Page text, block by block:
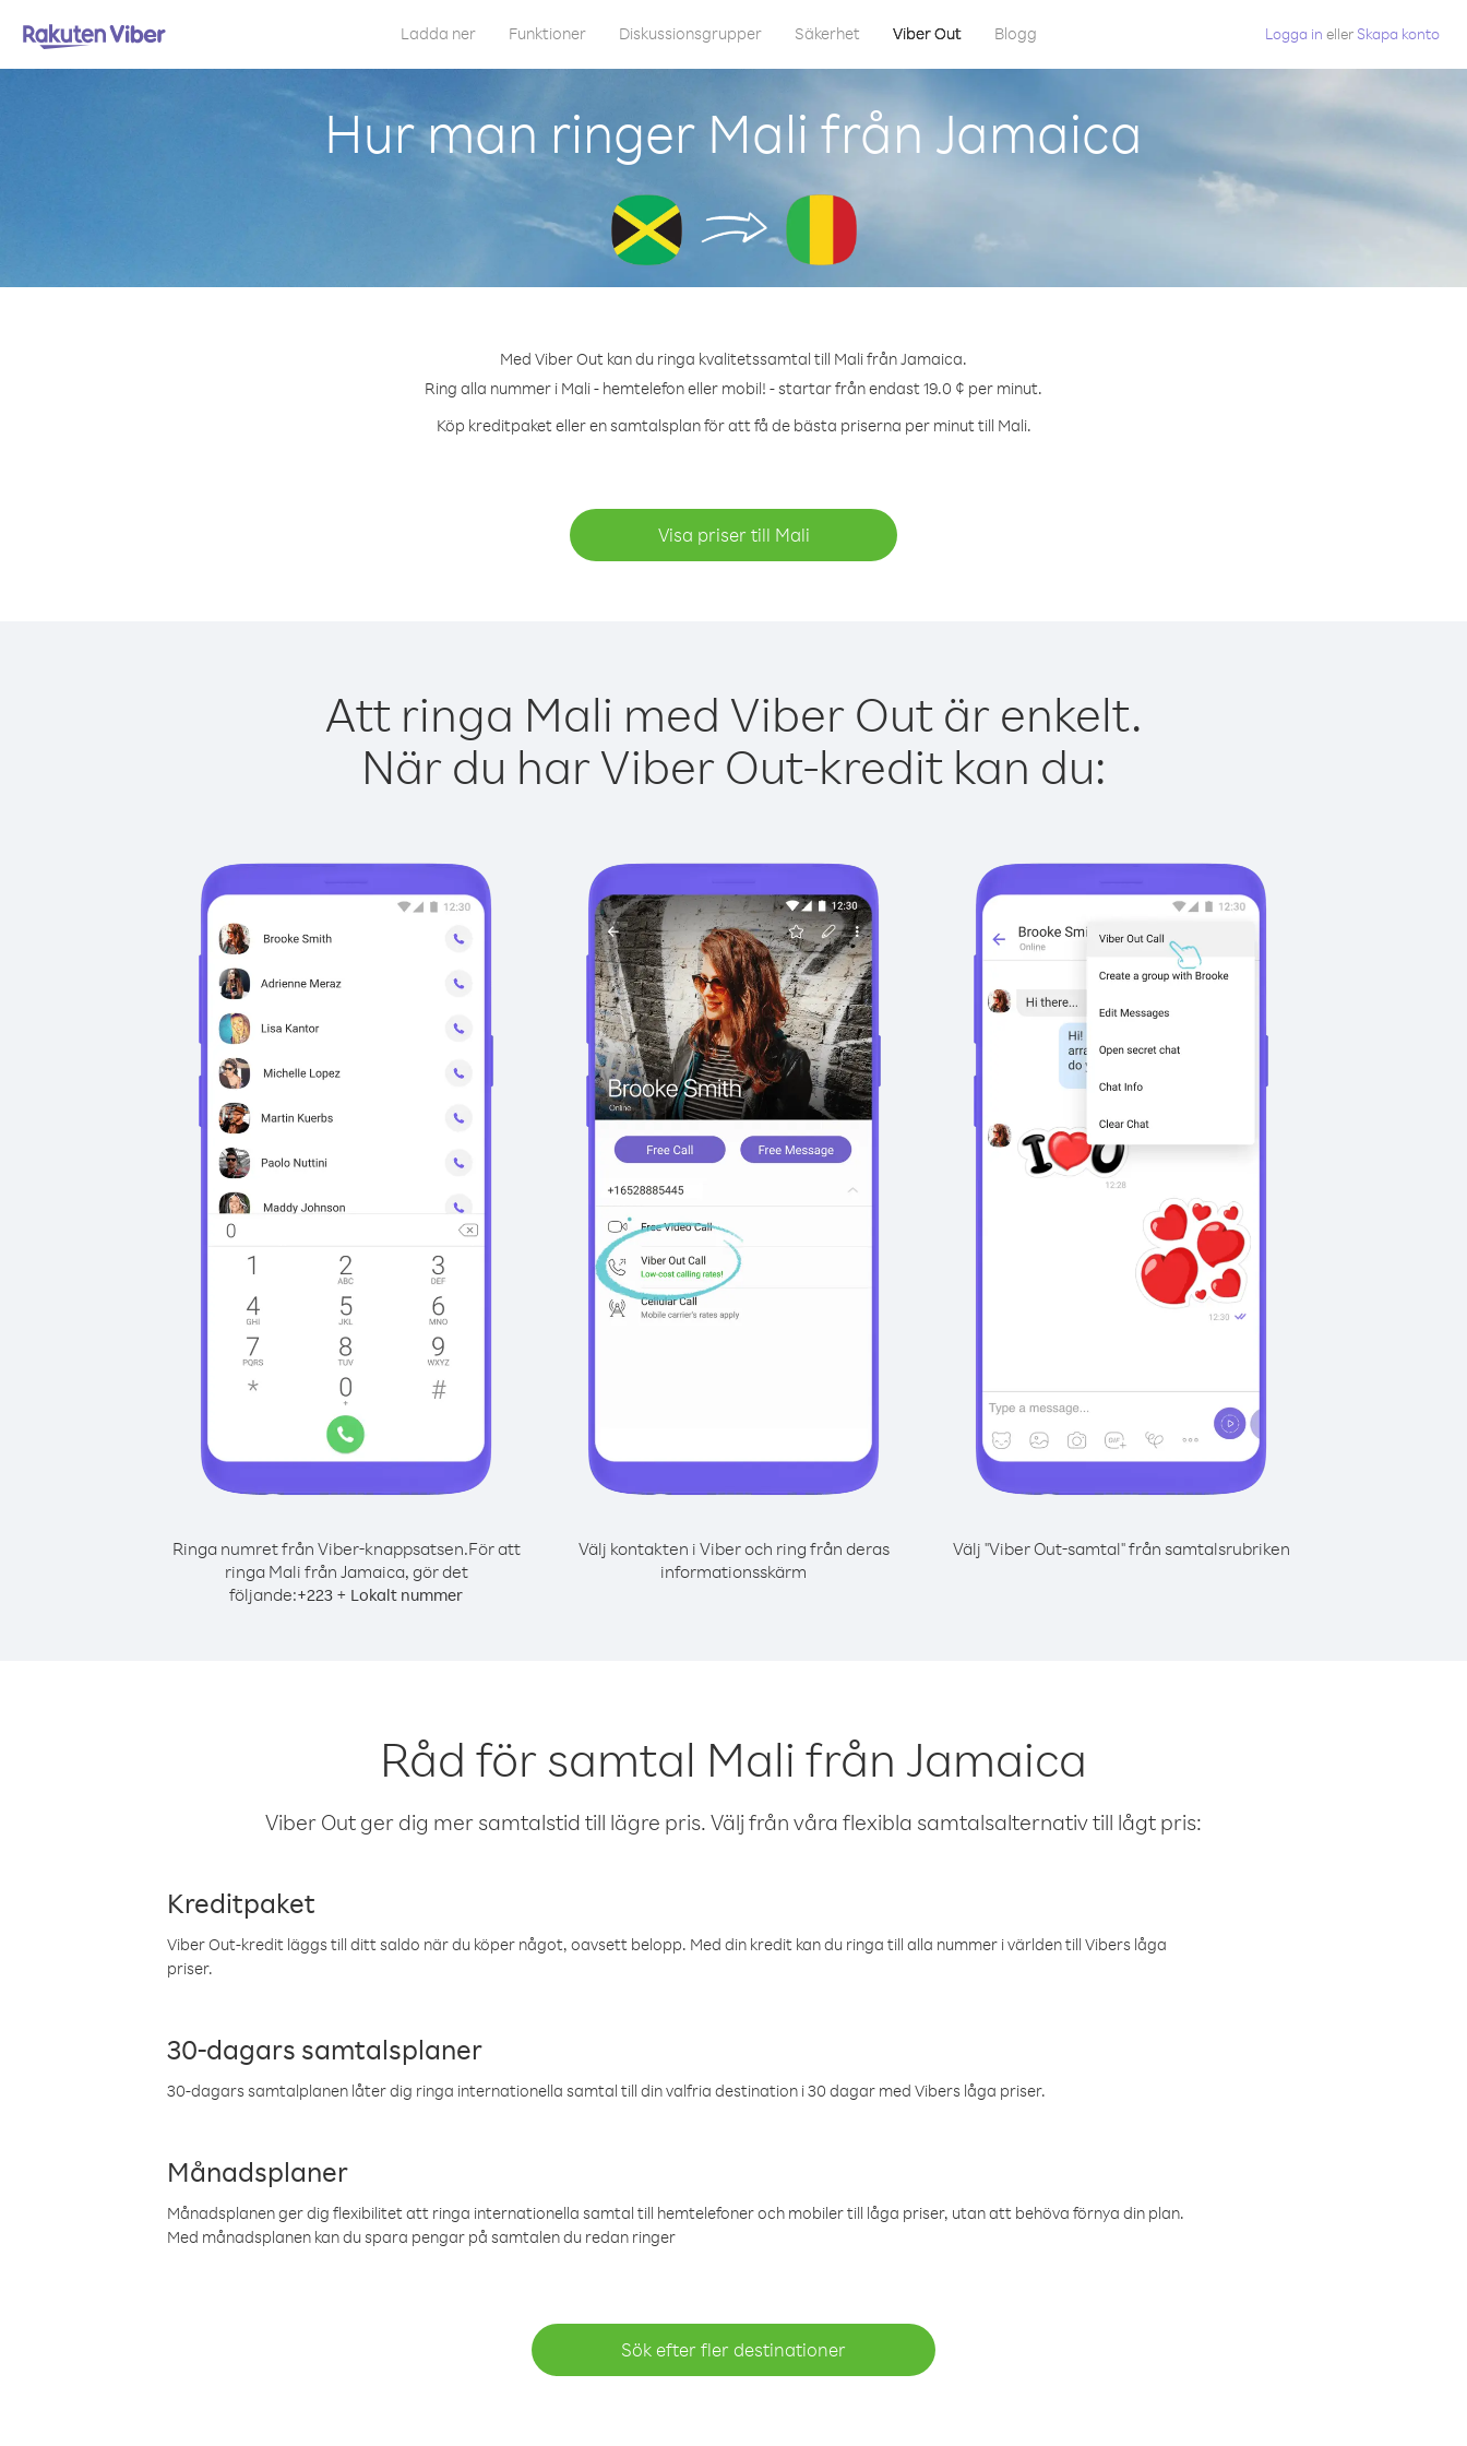
Ladda ner Funktioner Diskussionsgrupper Säkerhet Viber Out Blogg Logga in eller Skapa konto
Hur man ringer Mali från Jamaica
Med Viber Out kan du ringa kvalitetssamtal till Mali från Jamaica.
Ring alla nummer i Mali - hemtelefon eller mobil! - startar från endast 19.0 ¢ per minut.
Köp kreditpaket eller en samtalsplan för att få de bästa priserna per minut till Mali.
Visa priser till Mali
Att ringa Mali med Viber Out är enkelt.
När du har Viber Out-kredit kan du:
Ringa numret från Viber-knappsatsen.För att
ringa Mali från Jamaica, gör det
följande:+223 + Lokalt nummer
Välj kontakten i Viber och ring från deras
informationsskärm
Välj "Viber Out-samtal" från samtalsrubriken
Råd för samtal Mali från Jamaica
Viber Out ger dig mer samtalstid till lägre pris. Välj från våra flexibla samtalsalternativ till lågt pris:
Kreditpaket
Viber Out-kredit läggs till ditt saldo när du köper något, oavsett belopp. Med din kredit kan du ringa till alla nummer i världen till Vibers låga
priser.
30-dagars samtalsplaner
30-dagars samtalplanen låter dig ringa internationella samtal till din valfria destination i 30 dagar med Vibers låga priser.
Månadsplaner
Månadsplanen ger dig flexibilitet att ringa internationella samtal till hemtelefoner och mobiler till låga priser, utan att behöva förnya din plan.
Med månadsplanen kan du spara pengar på samtalen du redan ringer
Sök efter fler destinationer